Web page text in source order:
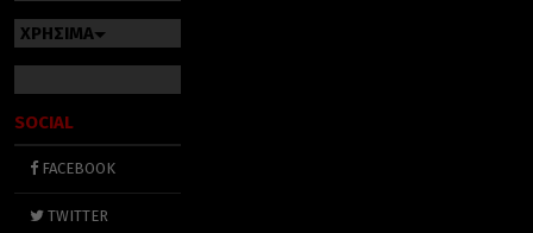
ΧΡΗΣΙΜΑ
SOCIAL
FACEBOOK
TWITTER